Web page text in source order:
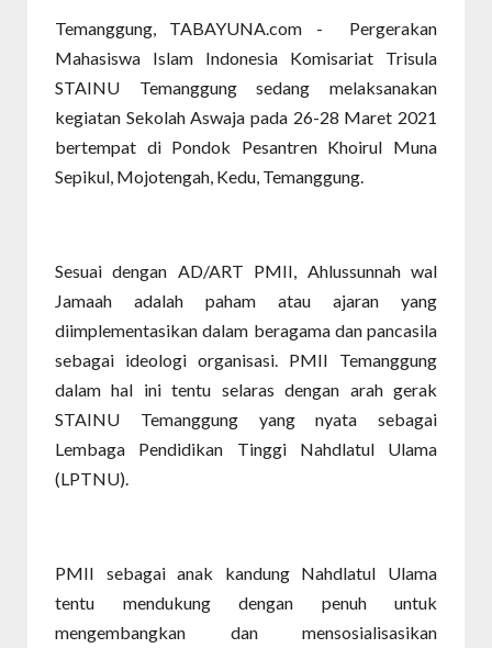
Temanggung, TABAYUNA.com - Pergerakan
Mahasiswa Islam Indonesia Komisariat Trisula
STAINU Temanggung sedang melaksanakan
kegiatan Sekolah Aswaja pada 26-28 Maret 2021
bertempat di Pondok Pesantren Khoirul Muna
Sepikul, Mojotengah, Kedu, Temanggung.
Sesuai dengan AD/ART PMII, Ahlussunnah wal
Jamaah adalah paham atau ajaran yang
diimplementasikan dalam beragama dan pancasila
sebagai ideologi organisasi. PMII Temanggung
dalam hal ini tentu selaras dengan arah gerak
STAINU Temanggung yang nyata sebagai
Lembaga Pendidikan Tinggi Nahdlatul Ulama
(LPTNU).
PMII sebagai anak kandung Nahdlatul Ulama
tentu mendukung dengan penuh untuk
mengembangkan dan mensosialisasikan